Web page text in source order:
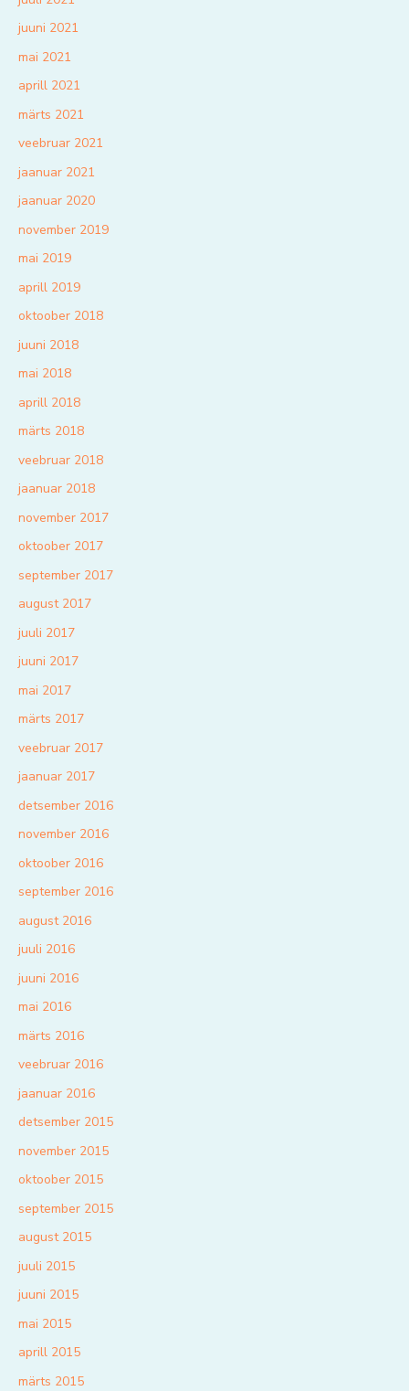
juuni 2021
mai 2021
aprill 2021
märts 2021
veebruar 2021
jaanuar 2021
jaanuar 2020
november 2019
mai 2019
aprill 2019
oktoober 2018
juuni 2018
mai 2018
aprill 2018
märts 2018
veebruar 2018
jaanuar 2018
november 2017
oktoober 2017
september 2017
august 2017
juuli 2017
juuni 2017
mai 2017
märts 2017
veebruar 2017
jaanuar 2017
detsember 2016
november 2016
oktoober 2016
september 2016
august 2016
juuli 2016
juuni 2016
mai 2016
märts 2016
veebruar 2016
jaanuar 2016
detsember 2015
november 2015
oktoober 2015
september 2015
august 2015
juuli 2015
juuni 2015
mai 2015
aprill 2015
märts 2015